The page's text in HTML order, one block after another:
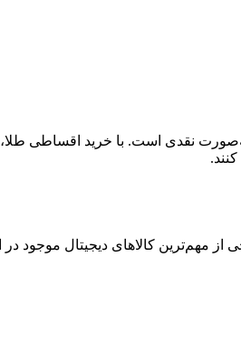
نقدی است. با خرید اقساطی طلا،
مهم‌ترین کالاهای دیجیتال موجود در